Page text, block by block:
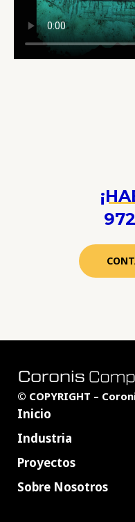
© COPYRIGHT –
Inicio
Industria
Proyectos
Sobre Nosotros